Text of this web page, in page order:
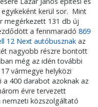
kerül sor. Mint
megérkezett 131 db új
a fennmaradó 869
12 Next autóbusznak az
nagyobb részre bontott
még az idén további
vármegye helyközi
a 400 darabot azoknak az
évre tervezett
közszolgáltató